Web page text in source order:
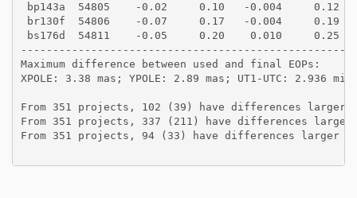
bp143a  54805    -0.02     0.10   -0.004     0.12
br130f  54806    -0.07     0.17   -0.004     0.19
bs176d  54811    -0.05     0.20    0.010     0.25
----------------------------------------------------
Maximum difference between used and final EOPs:
XPOLE: 3.38 mas; YPOLE: 2.89 mas; UT1-UTC: 2.936
From 351 projects, 102 (39) have differences larger
From 351 projects, 337 (211) have differences larger
From 351 projects, 94 (33) have differences larger